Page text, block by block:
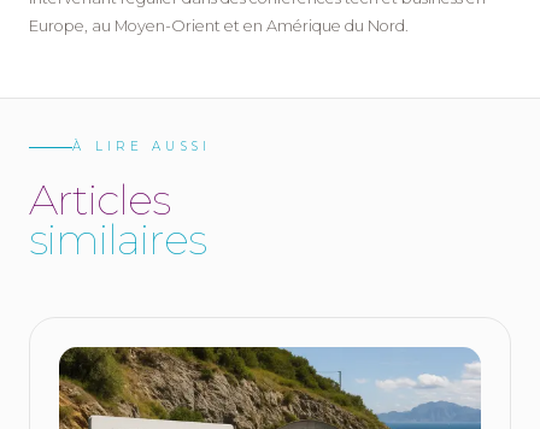
Europe, au Moyen-Orient et en Amérique du Nord.
À LIRE AUSSI
Articles
similaires